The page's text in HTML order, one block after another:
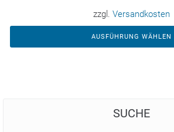
zzgl. Versandkosten
AUSFÜHRUNG WÄHLEN
SUCHE